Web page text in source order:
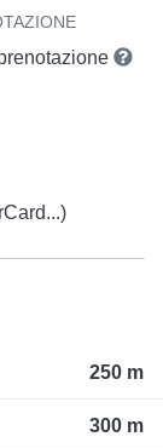
250 m
300 m